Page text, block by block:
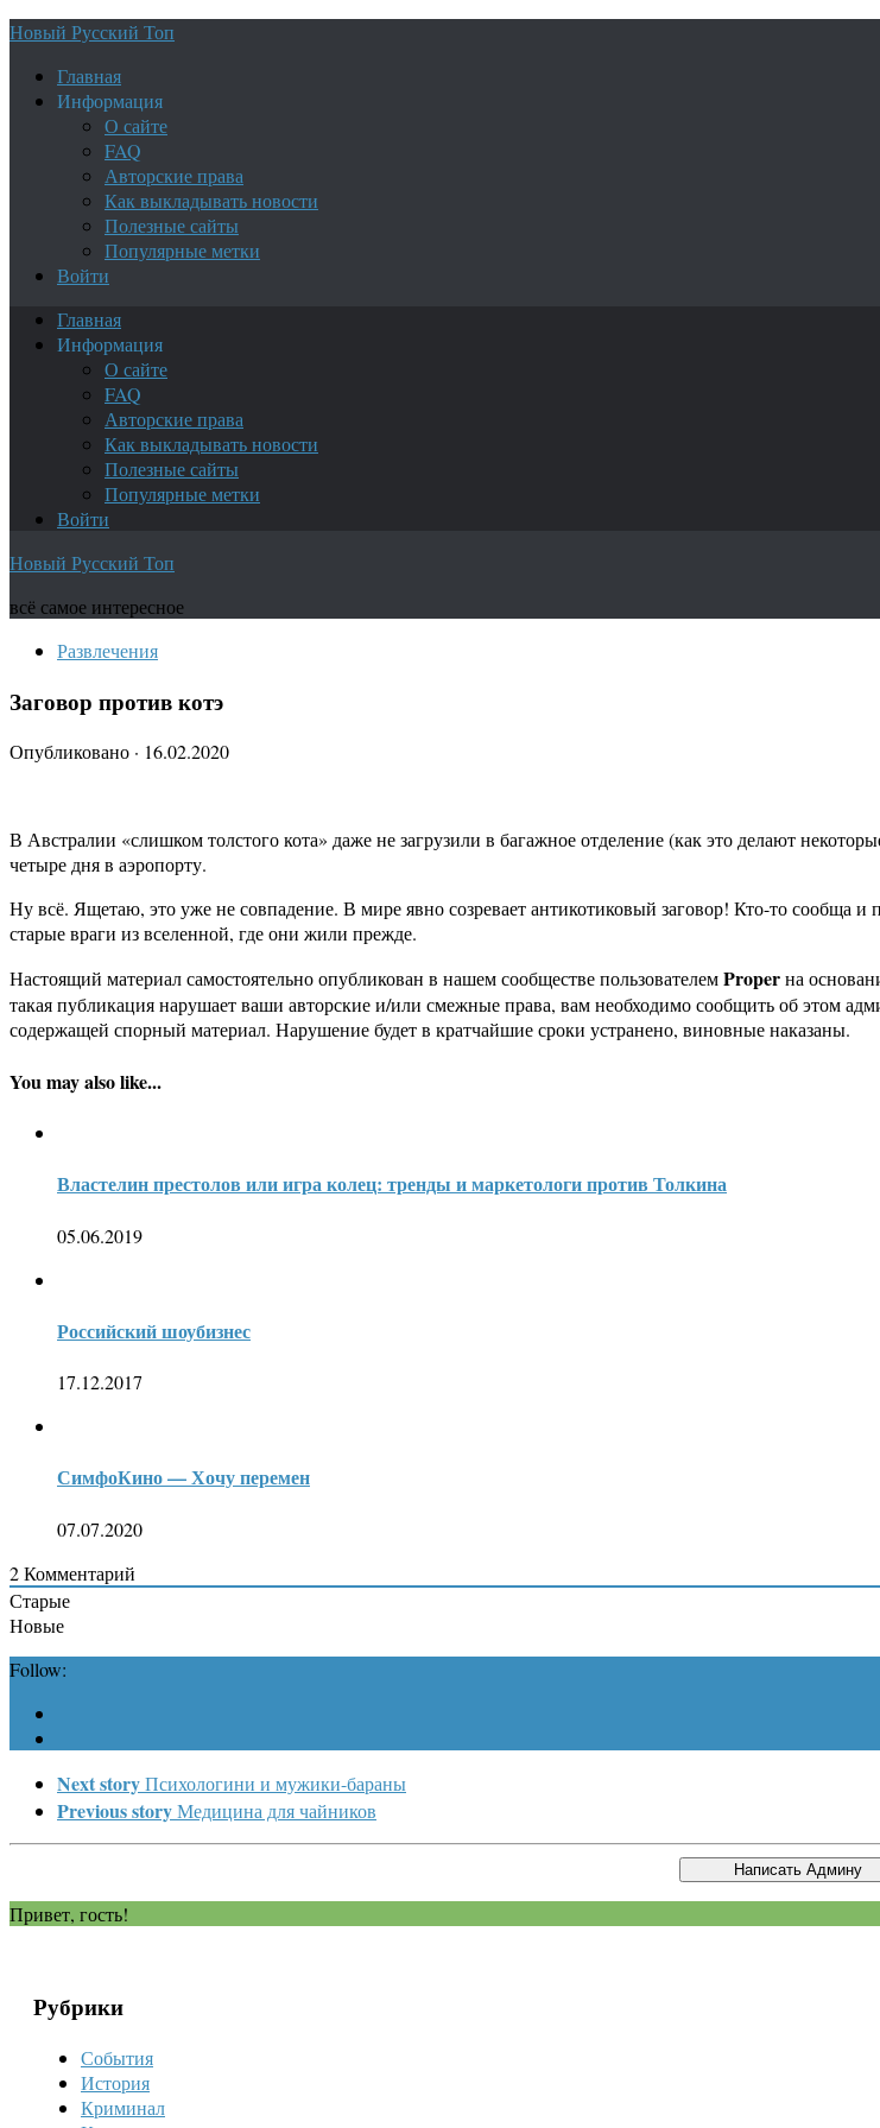
Новый Русский Топ
Главная
Информация
О сайте
FAQ
Авторские права
Как выкладывать новости
Полезные сайты
Популярные метки
Войти
Главная
Информация
О сайте
FAQ
Авторские права
Как выкладывать новости
Полезные сайты
Популярные метки
Войти
Новый Русский Топ
всё самое интересное
Развлечения
Заговор против котэ
Опубликовано · 16.02.2020
В Австралии «слишком толстого кота» даже не загрузили в багажное отделение (как это делают
четыре дня в аэропорту.
Ну всё. Ящетаю, это уже не совпадение. В мире явно созревает антикотиковый заговор! Кто-то сообща
старые враги из вселенной, где они жили прежде.
Настоящий материал самостоятельно опубликован в нашем сообществе пользователемProperна
такая публикация нарушает ваши авторские и/или смежные права, вам необходимо сообщить об этом
содержащей спорный материал. Нарушение будет в кратчайшие сроки устранено, виновные наказаны.
You may also like...
Властелин престолов или игра колец: тренды и маркетологи против Толкина
05.06.2019
Российский шоубизнес
17.12.2017
СимфоКино — Хочу перемен
07.07.2020
2Комментарий
Старые
Новые
Follow:
Next storyПсихологини и мужики-бараны
Previous storyМедицина для чайников
Привет, гость!
Рубрики
События
История
Криминал